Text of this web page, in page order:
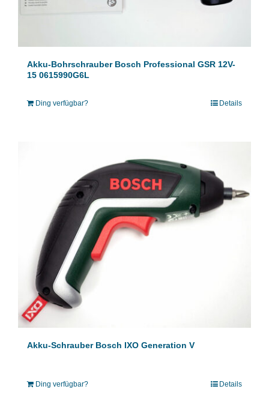
Akku-Bohrschrauber Bosch Professional GSR 12V-
15 0615990G6L
Ding verfügbar? Details
Akku-Schrauber Bosch IXO Generation V
Ding verfügbar? Details